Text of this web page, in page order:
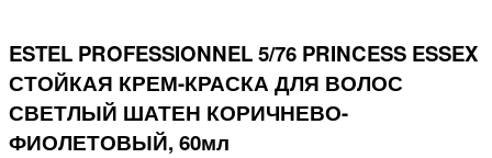
ESTEL PROFESSIONNEL 5/76 PRINCESS ESSEX
СТОЙКАЯ КРЕМ-КРАСКА ДЛЯ ВОЛОС
СВЕТЛЫЙ ШАТЕН КОРИЧНЕВО-
ФИОЛЕТОВЫЙ, 60мл